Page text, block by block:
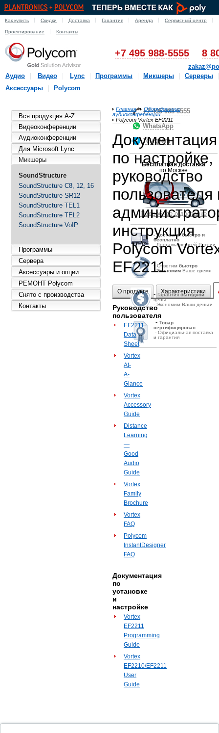
Как купить Скидки Доставка Гарантия Аренда Сервисный центр
Проектирование Контакты
+7 495 988-5555 8
Аудио
Видео Lync Программы Микшеры
Серверы
Аксессуары
Polycom
Вся продукция A-Z
Видеоконференции
Аудиоконференции
Для Microsoft Lync
Микшеры
SoundStructure
SoundStructure C8, 12, 16
SoundStructure SR12
SoundStructure TEL1
SoundStructure TEL2
SoundStructure VoIP
Программы
Сервера
Аксессуары и опции
РЕМОНТ Polycom
Снято с производства
Контакты
+7-495-988-5555
WhatsApp
Telegram
Бесплатная доставка
по Москве
Подробнее о доставке
-Доставим быстро и
бесплатно
- Доставка по всей России
- Ответим быстро
-Экономим Ваше время
- Гарантиявыгодной
цены
- Экономим Ваши деньги
- Товар
сертифицирован
- Официальная поставка
и гарантия
Главная
Оборудование
аудиоконференции
Polycom Vortex EF2211
Документация
по настройке,
руководство
пользователя
инструкция
Polycom
EF2211
О продукте Характеристики
Руководство
пользователя
EF2211
Data
Sheet
Vortex
At-
A-
Glance
Vortex
Accessory
Guide
Distance
Learning
—
Good
Audio
Guide
Vortex
Family
Brochure
Vortex
FAQ
Polycom
InstantDesigner
FAQ
Документация
по
установке
и
настройке
Vortex
EF2211
Programming
Guide
Vortex
EF2210/EF2211
User
Guide